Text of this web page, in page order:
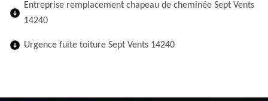
Entreprise remplacement chapeau de cheminée Sept Vents
14240
Urgence fuite toiture Sept Vents 14240